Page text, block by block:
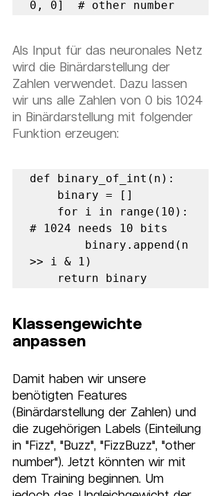
0, 0]  # other number
Als Input für das neuronales Netz
wird die Binärdarstellung der
Zahlen verwendet. Dazu lassen
wir uns alle Zahlen von 0 bis 1024
in Binärdarstellung mit folgender
Funktion erzeugen:
def binary_of_int(n):
# 1024 needs 10 bits
>> i & 1)
    return binary
Klassengewichte
anpassen
Damit haben wir unsere
benötigten Features
(Binärdarstellung der Zahlen) und
die zugehörigen Labels (Einteilung
in "Fizz", "Buzz", "FizzBuzz", "other
number"). Jetzt könnten wir mit
dem Training beginnen. Um